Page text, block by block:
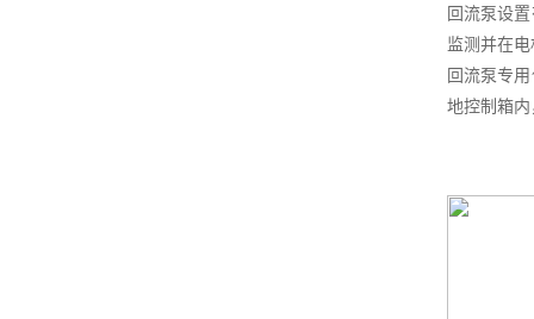
回流泵设
监测并在
回流泵专
地控制箱